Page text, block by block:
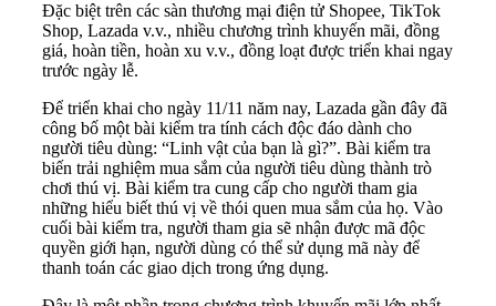
Đặc biệt trên các sàn thương mại điện tử Shopee, TikTok
Shop, Lazada v.v., nhiều chương trình khuyến mãi, đồng
giá, hoàn tiền, hoàn xu v.v., đồng loạt được triển khai ngay
trước ngày lễ.
Để triển khai cho ngày 11/11 năm nay, Lazada gần đây đã
công bố một bài kiểm tra tính cách độc đáo dành cho
người tiêu dùng: “Linh vật của bạn là gì?”. Bài kiểm tra
biến trải nghiệm mua sắm của người tiêu dùng thành trò
chơi thú vị. Bài kiểm tra cung cấp cho người tham gia
những hiểu biết thú vị về thói quen mua sắm của họ. Vào
cuối bài kiểm tra, người tham gia sẽ nhận được mã độc
quyền giới hạn, người dùng có thể sử dụng mã này để
thanh toán các giao dịch trong ứng dụng.